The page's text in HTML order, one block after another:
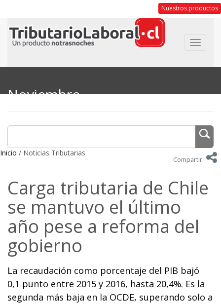
Nuestros productos
Toggle
Noviembre
Inicio / Noticias Tributarias
Compartir
Carga tributaria de Chile
se mantuvo el último
año pese a reforma del
gobierno
La recaudación como porcentaje del PIB bajó
0,1 punto entre 2015 y 2016, hasta 20,4%. Es la
segunda más baja en la OCDE, superando solo a